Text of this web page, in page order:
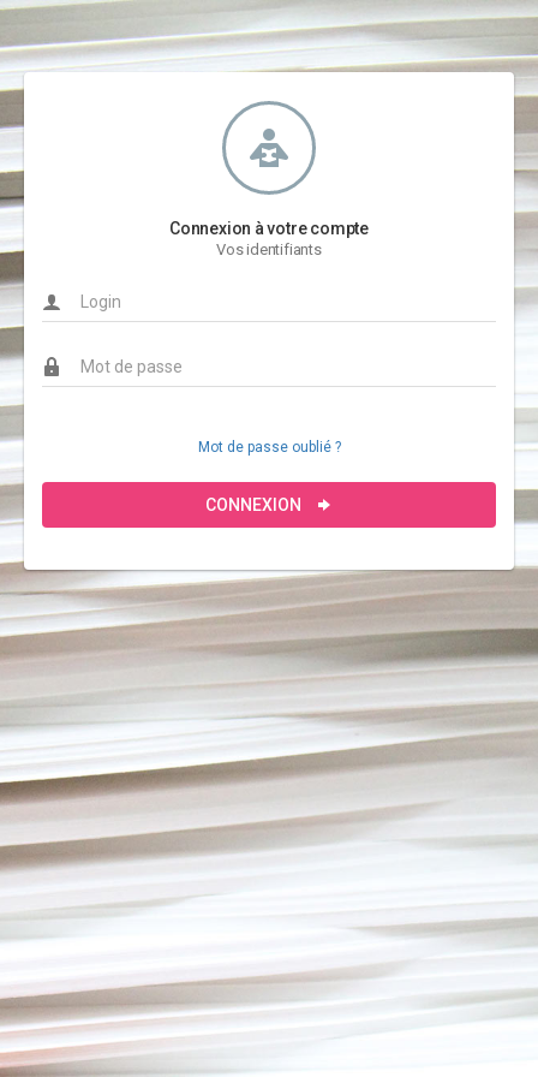
Connexion à votre compte
Vos identifiants
Mot de passe oublié ?
CONNEXION